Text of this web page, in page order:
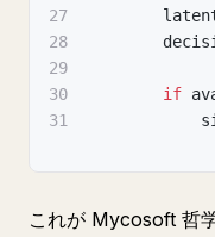
27
28
29
30
if
31
これが Mycosoft 哲